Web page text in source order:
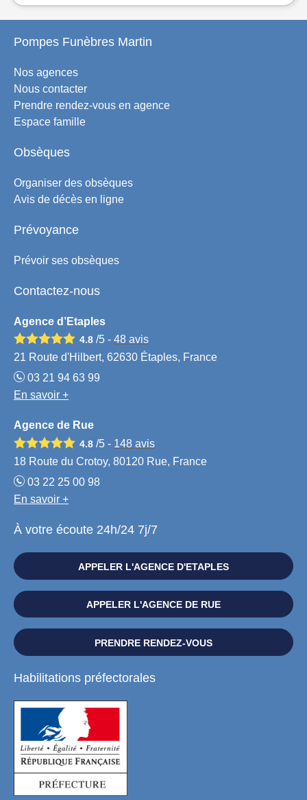
Pompes Funèbres Martin
Nos agences
Nous contacter
Prendre rendez-vous en agence
Espace famille
Obsèques
Organiser des obsèques
Avis de décès en ligne
Prévoyance
Prévoir ses obsèques
Contactez-nous
Agence d’Etaples
4.8 /5 - 48 avis
21 Route d'Hilbert, 62630 Étaples, France
03 21 94 63 99
En savoir +
Agence de Rue
4.8 /5 - 148 avis
18 Route du Crotoy, 80120 Rue, France
03 22 25 00 98
En savoir +
À votre écoute 24h/24 7j/7
APPELER L'AGENCE D'ETAPLES
APPELER L'AGENCE DE RUE
PRENDRE RENDEZ-VOUS
Habilitations préfectorales